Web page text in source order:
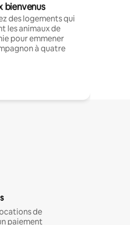
bienvenus
des logements qui
les animaux de
pour emmener
à quatre
de
paiement